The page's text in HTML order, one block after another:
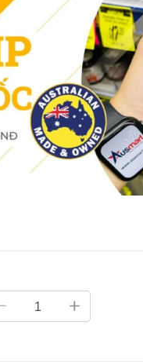
mục tiêu sức
ra, tham khảo ý kiến
sản phẩm bị hỏng.
không thay thế
lão hóa, cải thiện sức